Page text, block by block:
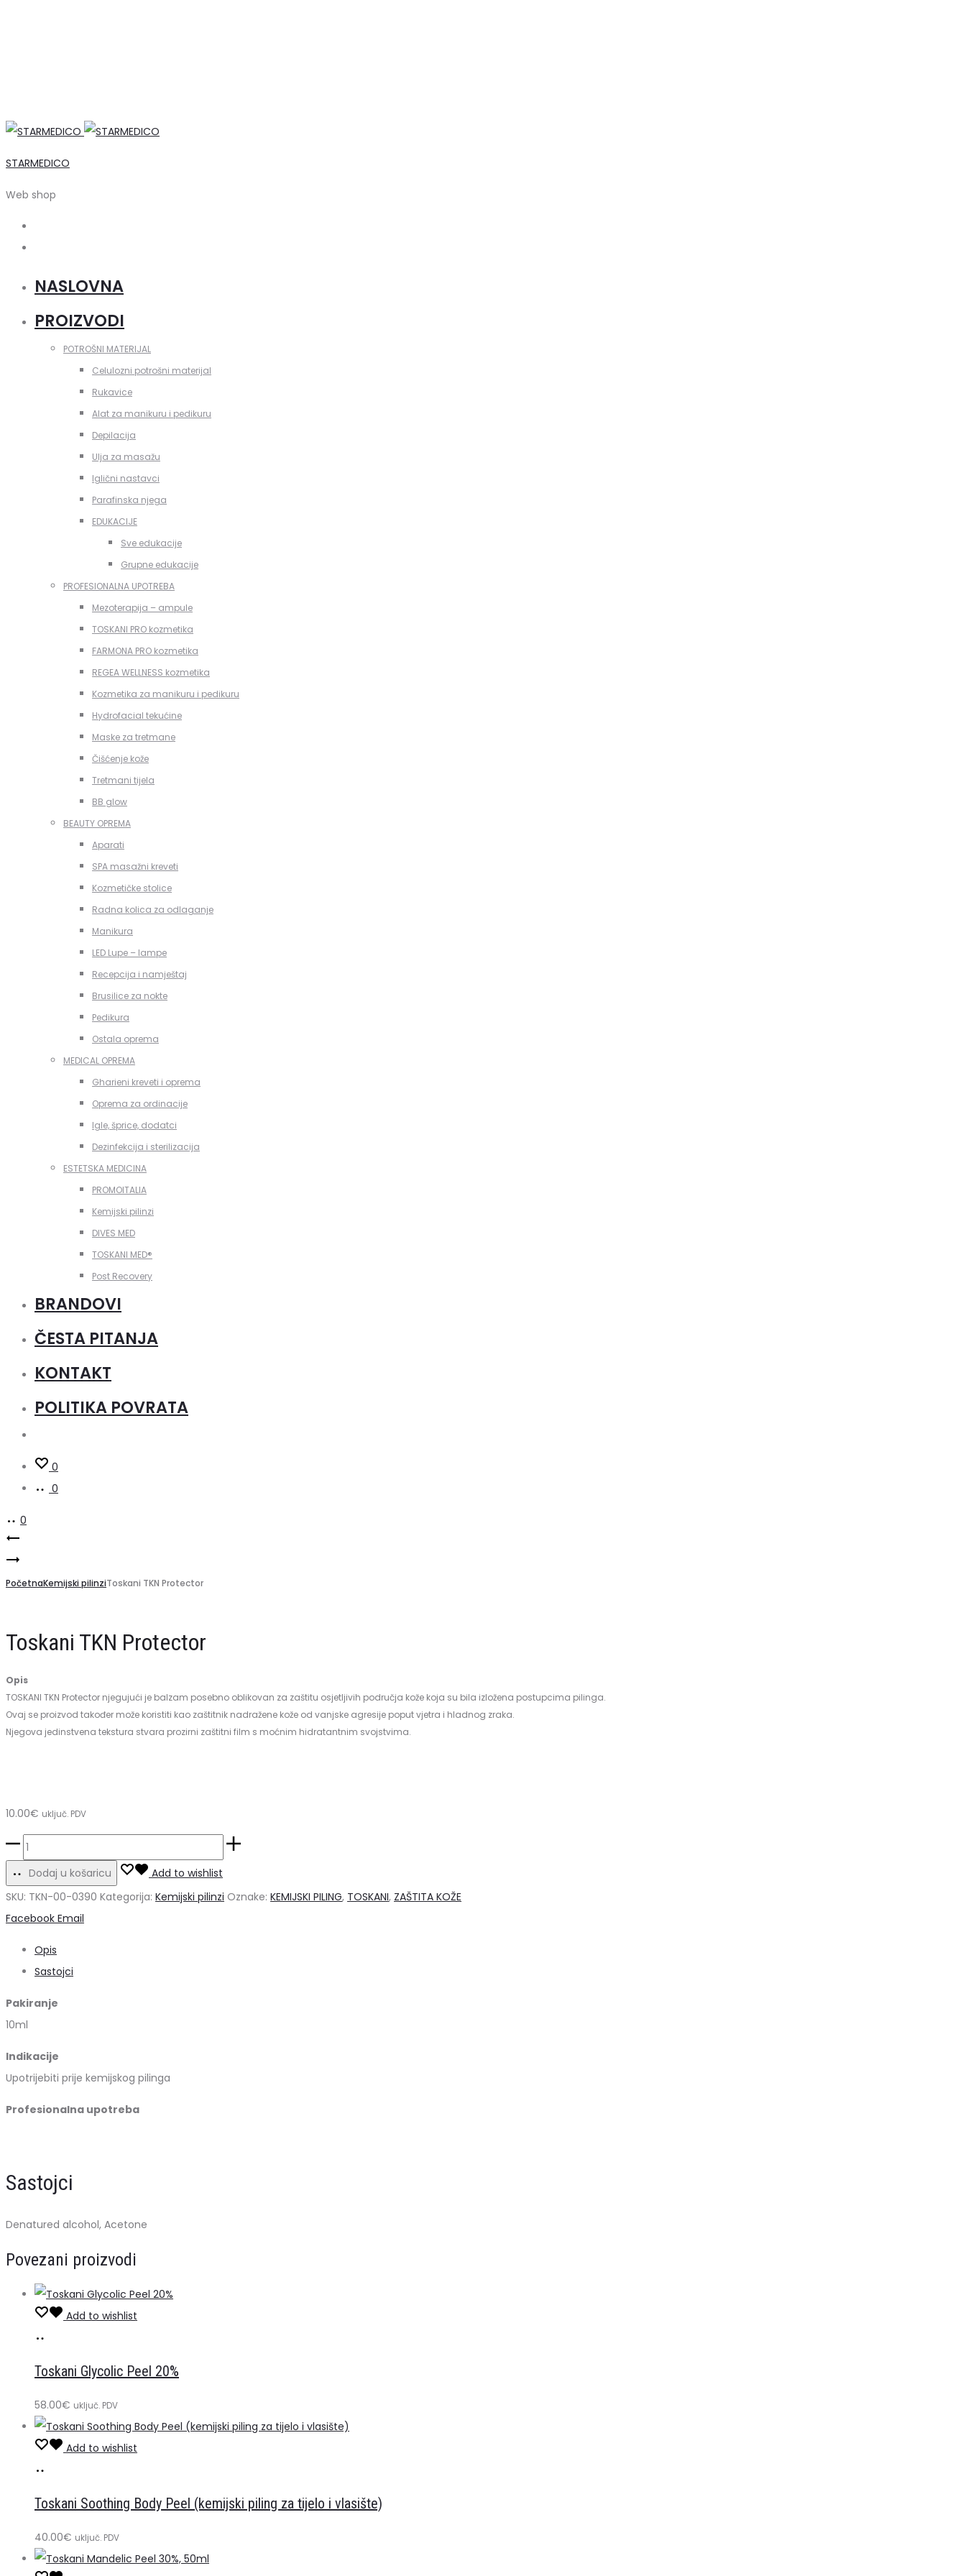
STARMEDICO
Web shop
NASLOVNA
PROIZVODI
POTROŠNI MATERIJAL
Celulozni potrošni materijal
Rukavice
Alat za manikuru i pedikuru
Depilacija
Ulja za masažu
Iglični nastavci
Parafinska njega
EDUKACIJE
Sve edukacije
Grupne edukacije
PROFESIONALNA UPOTREBA
Mezoterapija – ampule
TOSKANI PRO kozmetika
FARMONA PRO kozmetika
REGEA WELLNESS kozmetika
Kozmetika za manikuru i pedikuru
Hydrofacial tekućine
Maske za tretmane
Čišćenje kože
Tretmani tijela
BB glow
BEAUTY OPREMA
Aparati
SPA masažni kreveti
Kozmetičke stolice
Radna kolica za odlaganje
Manikura
LED Lupe – lampe
Recepcija i namještaj
Brusilice za nokte
Pedikura
Ostala oprema
MEDICAL OPREMA
Gharieni kreveti i oprema
Oprema za ordinacije
Igle, šprice, dodatci
Dezinfekcija i sterilizacija
ESTETSKA MEDICINA
PROMOITALIA
Kemijski pilinzi
DIVES MED
TOSKANI MED®️
Post Recovery
BRANDOVI
ČESTA PITANJA
KONTAKT
POLITIKA POVRATA
0
0
0
Product
navigation
Solution
odmašćivač
Ascormax
–
5x5ml
PočetnaKemijski pilinziToskani TKN Protector
Toskani TKN Protector
Opis
TOSKANI TKN Protector njegujući je balzam posebno oblikovan za zaštitu osjetljivih područja kože koja su bila izložena postupcima pilinga.
Ovaj se proizvod također može koristiti kao zaštitnik nadražene kože od vanjske agresije poput vjetra i hladnog zraka.
Njegova jedinstvena tekstura stvara prozirni zaštitni film s moćnim hidratantnim svojstvima.
10.00€ uključ. PDV
Toskani
TKN
Protector
Dodaj u košaricu
Add to wishlist
SKU: TKN-00-0390 Kategorija: Kemijski pilinzi Oznake: KEMIJSKI PILING, TOSKANI, ZAŠTITA KOŽE
Share
Facebook Email
Opis
Sastojci
Pakiranje
10ml
Indikacije
Upotrijebiti prije kemijskog pilinga
Profesionalna upotreba
Sastojci
Denatured alcohol, Acetone
Povezani proizvodi
Add to wishlist
košaricu
Toskani Glycolic Peel 20%
58.00€ uključ. PDV
Add to wishlist
košaricu
Toskani Soothing Body Peel (kemijski piling za tijelo i vlasište)
40.00€ uključ. PDV